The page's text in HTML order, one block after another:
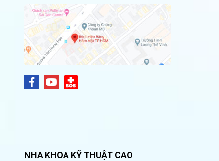
NHA KHOA KỸ THUẬT CAO